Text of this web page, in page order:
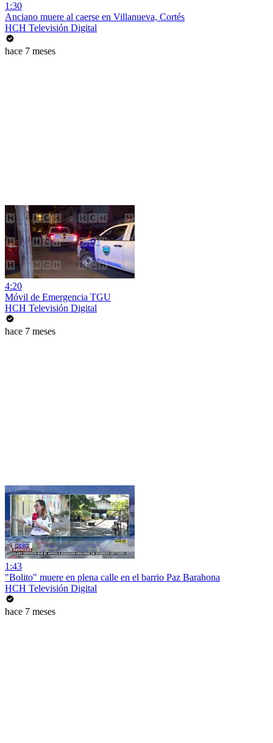
1:30
Anciano muere al caerse en Villanueva, Cortés
HCH Televisión Digital
hace 7 meses
4:20
Móvil de Emergencia TGU
HCH Televisión Digital
hace 7 meses
1:43
"Bolito" muere en plena calle en el barrio Paz Barahona
HCH Televisión Digital
hace 7 meses